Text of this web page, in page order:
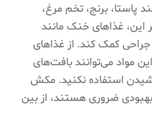
پاستا، برنج، تخم مرغ،
این، غذاهای خنک مانند
کمک کند. از غذاهای
مواد می‌توانند بافت‌های
استفاده نکنید. مکش
ضروری هستند، از بین